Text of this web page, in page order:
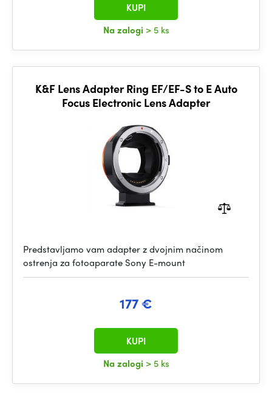
Na zalogi > 5 ks
KUPI
K&F Lens Adapter Ring EF/EF-S to E Auto
Focus Electronic Lens Adapter
Predstavljamo vam adapter z dvojnim načinom
ostrenja za fotoaparate Sony E-mount
177 €
Na zalogi > 5 ks
KUPI